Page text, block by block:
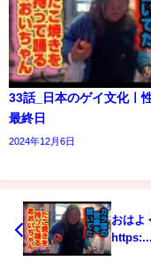
33話_日本のゲイ文化ㅣ
最終日
2024年12月6日
おはよ 今日も素敵な一日になりますように☺️
https:...